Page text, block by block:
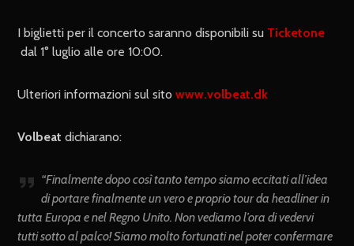
I biglietti per il concerto saranno disponibili su Ticketone
dal 1° luglio alle ore 10:00.
Ulteriori informazioni sul sitowww.volbeat.dk
Volbeat dichiarano:
“Finalmente dopo così tanto tempo siamo eccitati all’idea
di portare finalmente un vero e proprio tour da headliner in
tutta Europa e nel Regno Unito. Non vediamo l’ora di vedervi
tutti sotto al palco! Siamo molto fortunati nel poter confermare